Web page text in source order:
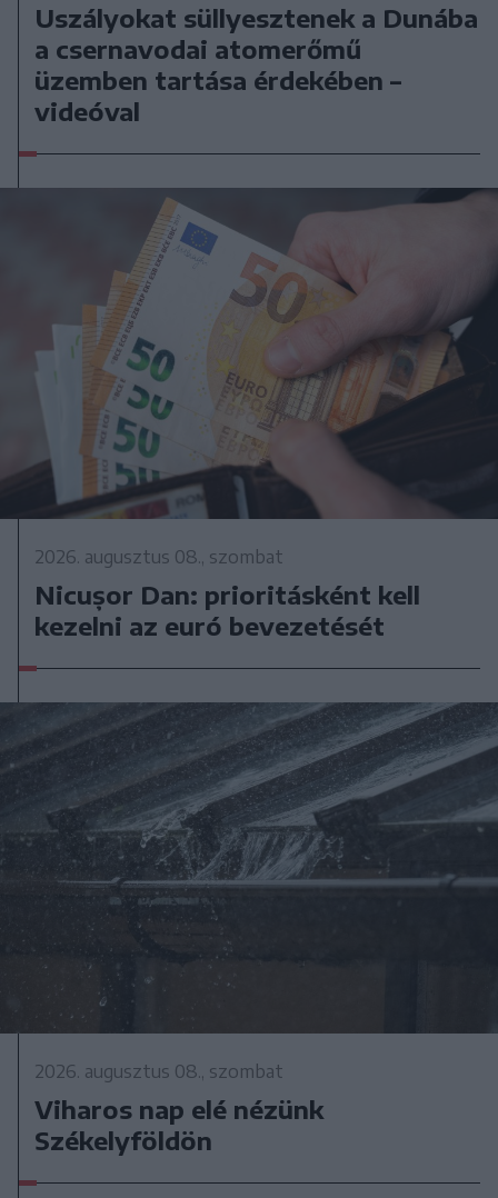
Uszályokat süllyesztenek a Dunába
a csernavodai atomerőmű
üzemben tartása érdekében –
videóval
2026. augusztus 08., szombat
Nicușor Dan: prioritásként kell
kezelni az euró bevezetését
2026. augusztus 08., szombat
Viharos nap elé nézünk
Székelyföldön